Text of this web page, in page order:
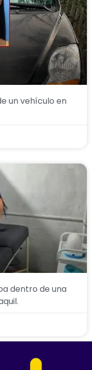
un vehículo en
dentro de una